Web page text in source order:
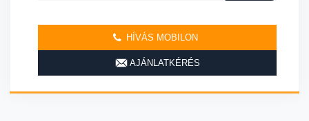
HÍVÁS MOBILON
AJÁNLATKÉRÉS